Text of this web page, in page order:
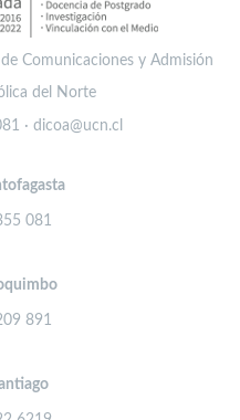
Comunicaciones y Admisión
del Norte
· dicoa@ucn.cl
081
891